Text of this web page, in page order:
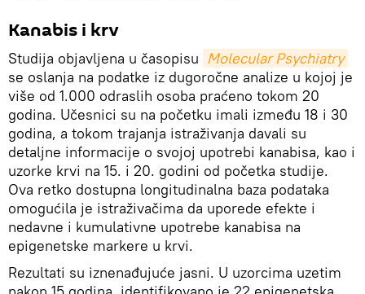
Kanabis i krv
Studija objavljena u časopisu Molecular Psychiatry
se oslanja na podatke iz dugoročne analize u kojoj je
više od 1.000 odraslih osoba praćeno tokom 20
godina. Učesnici su na početku imali između 18 i 30
godina, a tokom trajanja istraživanja davali su
detaljne informacije o svojoj upotrebi kanabisa, kao i
uzorke krvi na 15. i 20. godini od početka studije.
Ova retko dostupna longitudinalna baza podataka
omogućila je istraživačima da uporede efekte i
nedavne i kumulativne upotrebe kanabisa na
epigenetske markere u krvi.
Rezultati su iznenađujuće jasni. U uzorcima uzetim